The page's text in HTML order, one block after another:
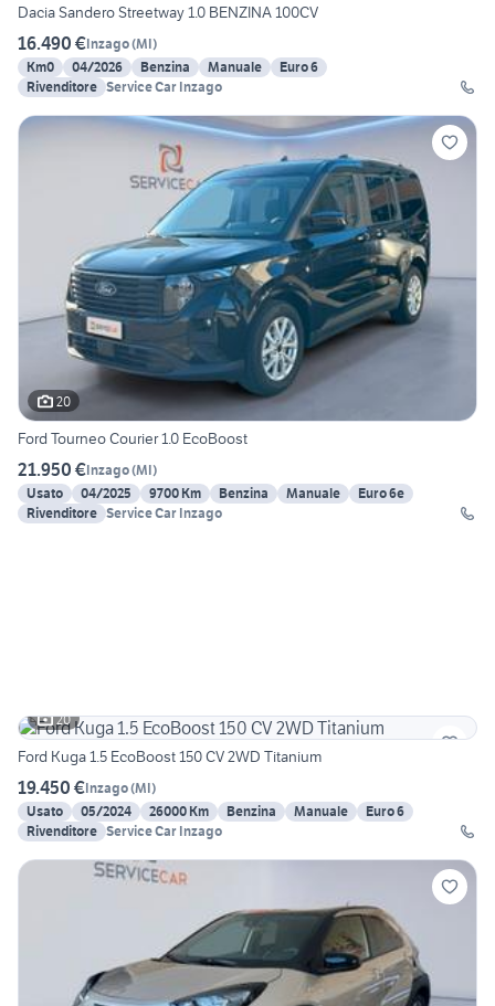
Dacia Sandero Streetway 1.0 BENZINA 100CV
16.490 €Inzago(MI)
Km0
04/2026 Benzina Manuale
Euro 6
Rivenditore Service Car Inzago
20
Ford Tourneo Courier 1.0 EcoBoost
21.950 €Inzago(MI)
Usato
04/2025 9700 Km Benzina Manuale
Euro 6e
Rivenditore Service Car Inzago
20
Ford Kuga 1.5 EcoBoost 150 CV 2WD Titanium
19.450 €Inzago(MI)
Usato
05/2024 26000 Km Benzina Manuale
Euro 6
Rivenditore Service Car Inzago